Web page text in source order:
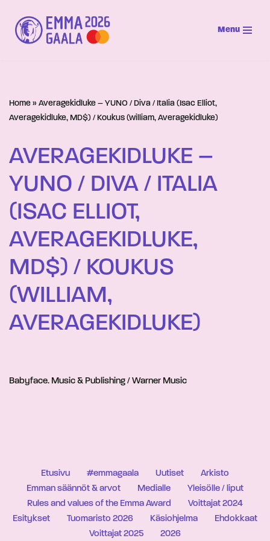
Siirry
suoraan
Menu
Home » Averagekidluke – YUNO / Diva / Italia (Isac Elliot,
Averagekidluke, MD$) / Koukus (william, Averagekidluke)
AVERAGEKIDLUKE –
YUNO / DIVA / ITALIA
(ISAC ELLIOT,
AVERAGEKIDLUKE,
MD$) / KOUKUS
(WILLIAM,
AVERAGEKIDLUKE)
Babyface. Music & Publishing / Warner Music
Etusivu #emmagaala Uutiset
Arkisto
Emman säännöt & arvot
Medialle
Yleisölle / liput
Rules and values of the Emma Award
Voittajat 2024
Esitykset
Tuomaristo 2026 Käsiohjelma
Ehdokkaat
Voittajat 2025
2026